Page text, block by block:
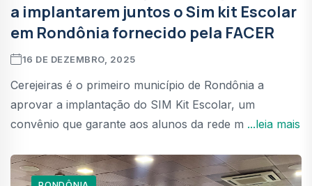
a implantarem juntos o Sim kit Escolar
em Rondônia fornecido pela FACER
16 DE DEZEMBRO, 2025
Cerejeiras é o primeiro município de Rondônia a
aprovar a implantação do SIM Kit Escolar, um
convênio que garante aos alunos da rede m ...leia mais